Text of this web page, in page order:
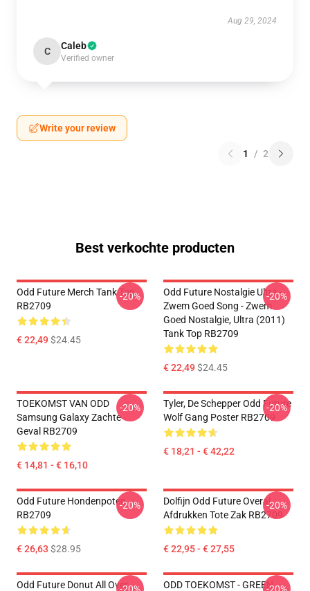
Aug 29, 2024
C Caleb
Verified owner
Write your review
1 / 2
Best verkochte producten
Odd Future Merch Tank Top
RB2709
€ 22,49$24.45
-20%
Odd Future Nostalgie Ultra -
Zwem Goed Song - Zwem
Goed Nostalgie, Ultra (2011)
Tank Top RB2709
€ 22,49$24.45
-20%
TOEKOMST VAN ODD
Samsung Galaxy Zachte
Geval RB2709
€ 14,81 - € 16,10
-20%
Tyler, De Schepper Odd Future
Wolf Gang Poster RB2709
€ 18,21 - € 42,22
-20%
Odd Future Hondenpoten
RB2709
€ 26,63 $28.95
-20%
Dolfijn Odd Future Overal
Afdrukken Tote Zak RB2709
€ 22,95 - € 27,55
-20%
Odd Future Donut All Over
ODD TOEKOMST - GREEN